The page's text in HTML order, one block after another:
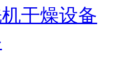
干燥设备